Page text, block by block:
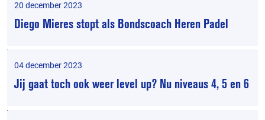
20 december 2023
Diego Mieres stopt als Bondscoach Heren Padel
04 december 2023
Jij gaat toch ook weer level up? Nu niveaus 4, 5 en 6